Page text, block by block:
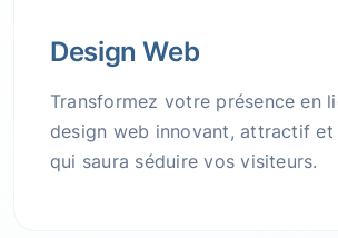
Design Web
Transformez votre présence en
design web innovant, attractif et
qui saura séduire vos visiteurs.